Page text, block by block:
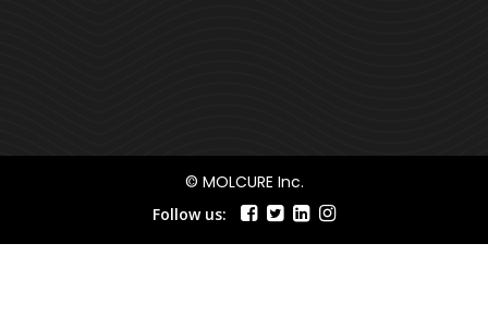
© MOLCURE Inc.
Follow us: